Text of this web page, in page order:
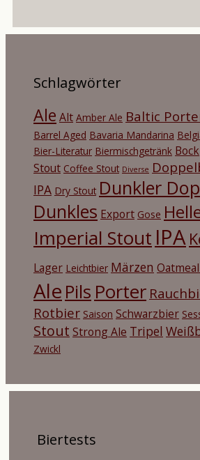
Schlagwörter
Ale Alt Amber Ale Baltic
Barrel Aged Bavaria Mandarina
Bier-Literatur Biermischgetränk Bock
Stout Coffee Stout Diverse
IPA Dry Stout Dunkler
Dunkles Export Gose
Imperial Stout IPA
Lager Leichtbier Märzen
Ale Pils Porter
Rotbier Saison Schwarzbier
Stout Strong Ale Tripel
Zwickl
Biertests